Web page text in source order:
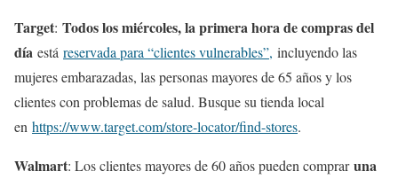
Target: Todos los miércoles, la primera hora de compras del
día está reservada para “clientes vulnerables”, incluyendo las
mujeres embarazadas, las personas mayores de 65 años y los
clientes con problemas de salud. Busque su tienda local
en https://www.target.com/store-locator/find-stores.
Walmart: Los clientes mayores de 60 años pueden compraruna